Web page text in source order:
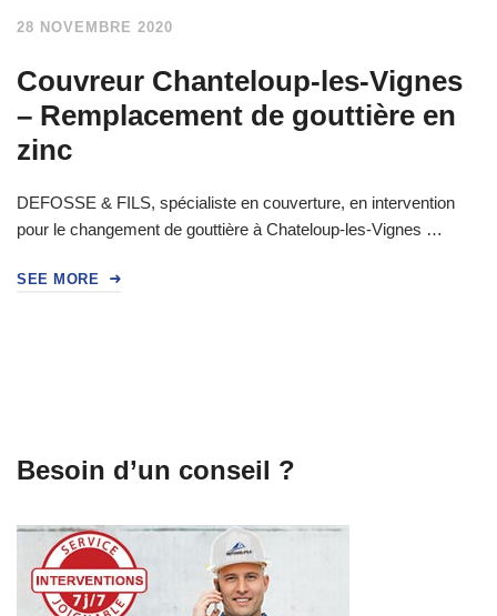
28 NOVEMBRE 2020
Couvreur Chanteloup-les-Vignes
– Remplacement de gouttière en
zinc
DEFOSSE & FILS, spécialiste en couverture, en intervention
pour le changement de gouttière à Chateloup-les-Vignes …
SEE MORE
Besoin d’un conseil ?